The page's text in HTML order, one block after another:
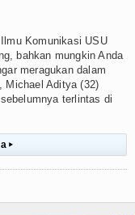
Komunikasi USU
bahkan mungkin Anda
meragukan dalam
Michael Aditya (32)
terlintas di
▸